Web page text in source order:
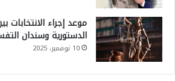
موعد إجراء
الدستورية وسندان
10 نوفمبر، 2025